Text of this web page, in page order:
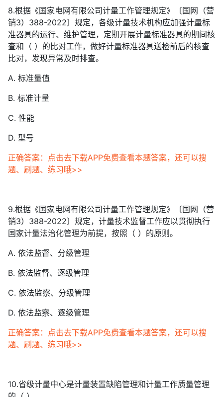
8.根据《国家电网有限公司计量工作管理规定》〔国网（营
销3）388-2022〕规定，各级计量技术机构应加强计量标
准器具的运行、维护管理，定期开展计量标准器具的期间核
查和（ ）的比对工作，做好计量标准器具送检前后的核查
比对，发现异常及时排查。
A. 标准量值
B. 标准计量
C. 性能
D. 型号
正确答案：点击去下载APP免费查看本题答案，还可以搜
题、刷题、练习哦>>
9.根据《国家电网有限公司计量工作管理规定》〔国网（营
销3）388-2022〕规定，计量技术监督工作应以贯彻执行
国家计量法治化管理为前提，按照（ ）的原则。
A. 依法监督、分级管理
B. 依法监督、逐级管理
C. 依法监察、分级管理
D. 依法监察、逐级管理
正确答案：点击去下载APP免费查看本题答案，还可以搜
题、刷题、练习哦>>
10.省级计量中心是计量装置缺陷管理和计量工作质量管理